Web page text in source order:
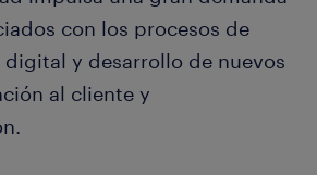
con los procesos de
y desarrollo de nuevos
al cliente y